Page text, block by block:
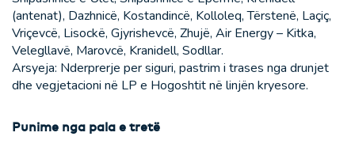
(antenat), Dazhnicë, Kostandincë, Kolloleq, Tërstenë, Laçiç,
Vriçevcë, Lisockë, Gjyrishevcë, Zhujë, Air Energy – Kitka,
Velegllavë, Marovcë, Kranidell, Sodllar.
Arsyeja: Nderprerje per siguri, pastrim i trases nga drunjet
dhe vegjetacioni në LP e Hogoshtit në linjën kryesore.
Punime nga pala e tretë